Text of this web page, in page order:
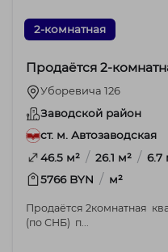
2-комнатная
Продаётся
Уборевича 126
Заводской район
ст. м. Автозаводская
46.5 м² / 26.1 м² / 6.7
5766 BYN / м²
Продаётся 2комнатная
(по СНБ) п...